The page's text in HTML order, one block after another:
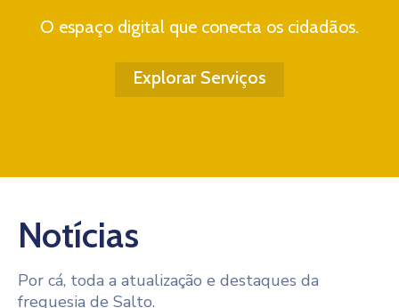
O espaço digital que conecta os cidadãos.
Explorar Serviços
Notícias
Por cá, toda a atualização e destaques da
freguesia de Salto.